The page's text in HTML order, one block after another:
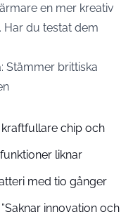
en mer kreativ
du testat dem
Stämmer brittiska
chip och
liknar
med tio gånger
innovation och